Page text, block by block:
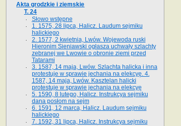
Akta grodzkie i ziemskie
T. 24
Słowo wstępne
1. 1575, 28 lipca, Halicz. Laudum sejmiku
halickiego
2. 1577, 2 kwietnia, Lwów. Wojewoda ruski
Hieronim Sieniawski ogłasza uchwały szlachty
zebranej we Lwowie o obronie ziemi przed
Tatarami
3. 1587, 14 maja, Lwów. Szlachta halicka i inna
protestuje w sprawie jechania na elekcyę. 4.
1587, 14 maja, Lwów. Kasztelan halicki
protestuje w sprawie jechania na elekcyę
5. 1590, 8 lutego, Halicz. Instrukcya sejmiku
dana posłom na sejm
6. 1591, 12 marca, Halicz. Laudum sejmiku
halickiego
7. 1592, 31 lipca, Halicz. Instrukcya sejmiku